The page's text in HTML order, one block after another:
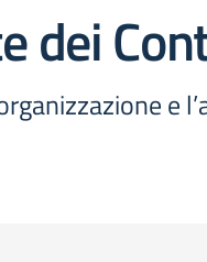
dei
e